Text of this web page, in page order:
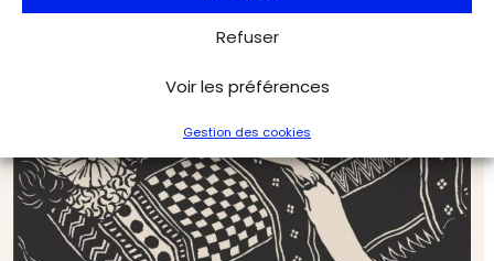
Refuser
Voir les préférences
Gestion des cookies